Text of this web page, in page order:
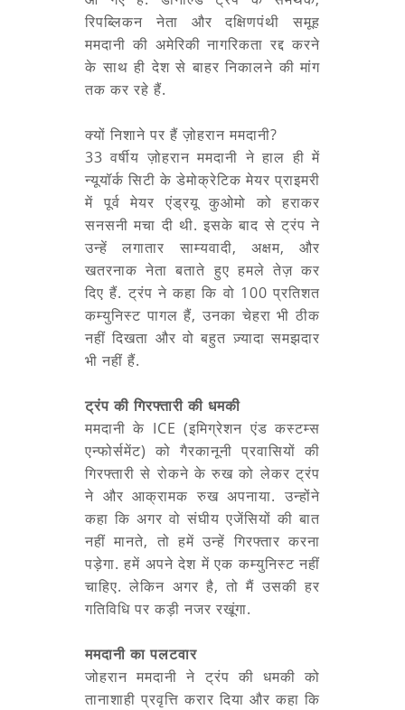
रिपब्लिकन नेता और दक्षिणपंथी समूह
ममदानी की अमेरिकी नागरिकता रद्द करने
के साथ ही देश से बाहर निकालने की मांग
तक कर रहे हैं.
क्यों निशाने पर हैं ज़ोहरान ममदानी?
33 वर्षीय ज़ोहरान ममदानी ने हाल ही में
न्यूयॉर्क सिटी के डेमोक्रेटिक मेयर प्राइमरी
में पूर्व मेयर एंड्रयू कुओमो को हराकर
सनसनी मचा दी थी. इसके बाद से ट्रंप ने
उन्हें लगातार साम्यवादी, अक्षम, और
खतरनाक नेता बताते हुए हमले तेज़ कर
दिए हैं. ट्रंप ने कहा कि वो 100 प्रतिशत
कम्युनिस्ट पागल हैं, उनका चेहरा भी ठीक
नहीं दिखता और वो बहुत ज़्यादा समझदार
भी नहीं हैं.
ट्रंप की गिरफ्तारी की धमकी
ममदानी के ICE (इमिग्रेशन एंड कस्टम्स
एन्फोर्समेंट) को गैरकानूनी प्रवासियों की
गिरफ्तारी से रोकने के रुख को लेकर ट्रंप
ने और आक्रामक रुख अपनाया. उन्होंने
कहा कि अगर वो संघीय एजेंसियों की बात
नहीं मानते, तो हमें उन्हें गिरफ्तार करना
पड़ेगा. हमें अपने देश में एक कम्युनिस्ट नहीं
चाहिए. लेकिन अगर है, तो मैं उसकी हर
गतिविधि पर कड़ी नजर रखूंगा.
ममदानी का पलटवार
जोहरान ममदानी ने ट्रंप की धमकी को
तानाशाही प्रवृत्ति करार दिया और कहा कि